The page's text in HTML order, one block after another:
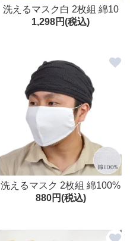
洗えるマスク白 2枚組 綿10
0% 高島ちぢみ 抗菌防臭加
1,298円(税込)
洗えるマスク 2枚組 綿100%
高島ちぢみ 丸ゴム ゴムの長
880円(税込)